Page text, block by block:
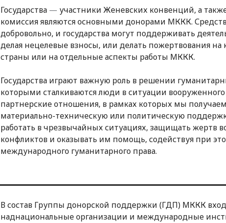
Государства — участники Женевских конвенций, а
комиссия являются основными донорами МККК.
добровольно, и государства могут поддерживать
делая нецелевые взносы, или делать пожертвования
страны или на отдельные аспекты работы МККК.
Государства играют важную роль в решении
которыми сталкиваются люди в ситуации
партнерские отношения, в рамках которых мы
материально-техническую или политическую
работать в чрезвычайных ситуациях, защищать жертв
конфликтов и оказывать им помощь, содействуя при
международного гуманитарного права.
В состав Группы донорской поддержки (ГДП) МККК
наднациональные организации и международные